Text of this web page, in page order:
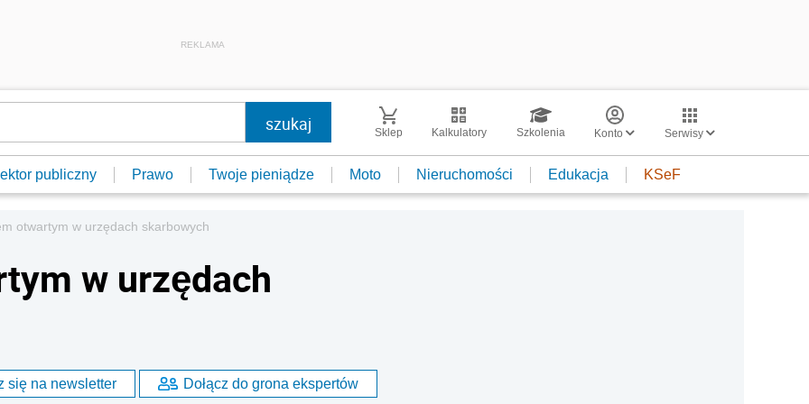
REKLAMA
Sklep Kalkulatory Szkolenia Konto Serwisy
publiczny Prawo Twoje pieniądze Moto Nieruchomości Edukacja KSeF
otwartym w urzędach skarbowych
w urzędach
się na newsletter Dołącz do grona ekspertów